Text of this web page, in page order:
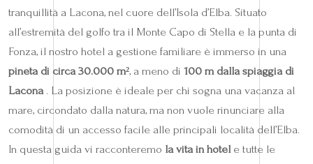
tranquillità a Lacona, nel cuore dell’Isola d’Elba. Situato
all’estremità del golfo tra il Monte Capo di Stella e la punta di
Fonza, il nostro hotel a gestione familiare è immerso in una
pineta di circa 30.000 m², a meno di 100 m dalla spiaggia di
Lacona. La posizione è ideale per chi sogna una vacanza al
mare, circondato dalla natura, ma non vuole rinunciare alla
comodità di un accesso facile alle principali località dell’Elba.
In questa guida vi racconteremo la vita in hotele tutte le